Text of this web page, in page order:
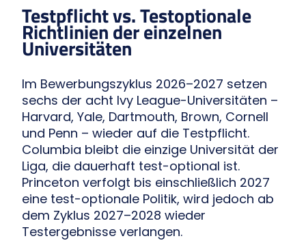
Testpflicht vs. Testoptionale
Richtlinien der einzelnen
Universitäten
Im Bewerbungszyklus 2026–2027 setzen
sechs der acht Ivy League-Universitäten –
Harvard, Yale, Dartmouth, Brown, Cornell
und Penn – wieder auf die Testpflicht.
Columbia bleibt die einzige Universität der
Liga, die dauerhaft test-optional ist.
Princeton verfolgt bis einschließlich 2027
eine test-optionale Politik, wird jedoch ab
dem Zyklus 2027–2028 wieder
Testergebnisse verlangen.